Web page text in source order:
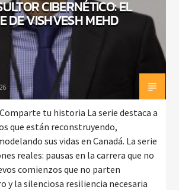
PARA EL CAMINO
7:00 PM
CIBERNÉTICO: EL
DE VISHVESH MEHD
tu historia La serie destaca a
que están reconstruyendo,
sus vidas en Canadá. La serie
reales: pausas en la carrera que no
comienzos que no parten
y la silenciosa resiliencia necesaria